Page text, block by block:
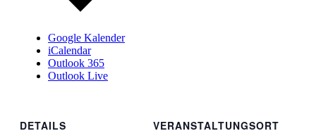
Google Kalender
iCalendar
Outlook 365
Outlook Live
DETAILS
VERANSTALTUNGSORT